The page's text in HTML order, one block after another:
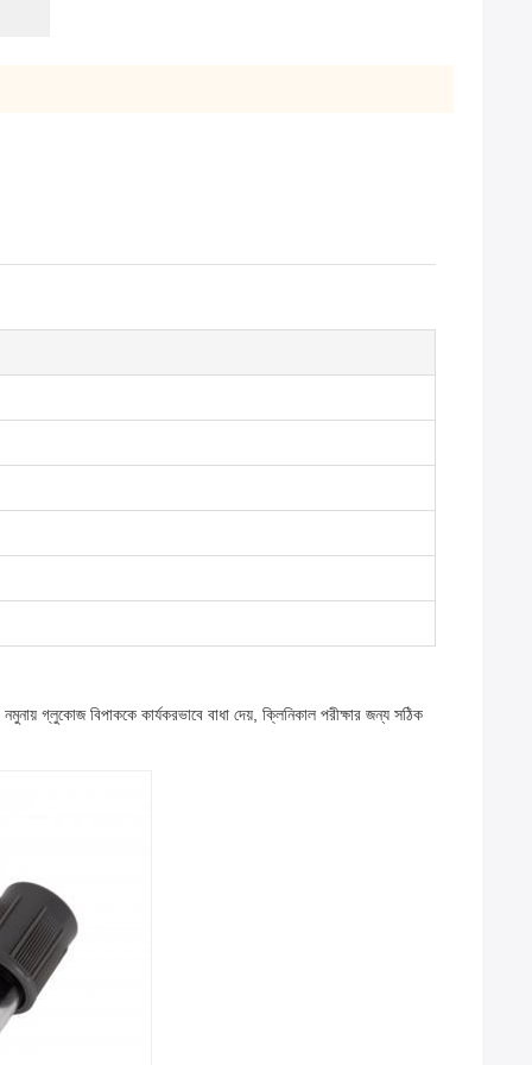
গ্লুকোজ বিপাককে কার্যকরভাবে বাধা দেয়, ক্লিনিকাল পরীক্ষার জন্য সঠিক